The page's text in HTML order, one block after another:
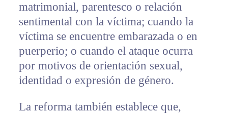
matrimonial, parentesco o relación
sentimental con la víctima; cuando la
víctima se encuentre embarazada o en
puerperio; o cuando el ataque ocurra
por motivos de orientación sexual,
identidad o expresión de género.
La reforma también establece que,